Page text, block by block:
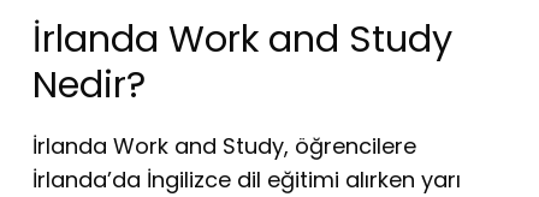
İrlanda Work and Study
Nedir?
İrlanda Work and Study, öğrencilere
İrlanda’da İngilizce dil eğitimi alırken yarı